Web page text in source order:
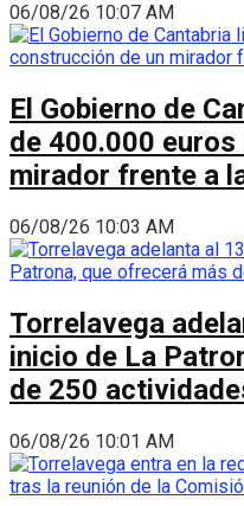
06/08/26 10:07 AM
El Gobierno de
de 400.000
mirador frente a
06/08/26 10:03 AM
Torrelavega
inicio de La
de 250
06/08/26 10:01 AM